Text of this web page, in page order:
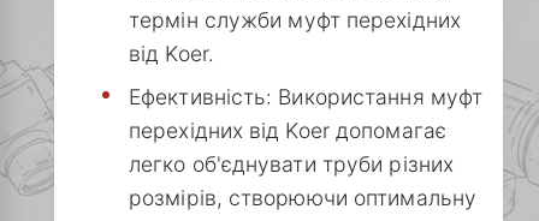
термін служби муфт перехідних
від Koer.
Ефективність: Використання муфт
перехідних від Koer допомагає
легко об'єднувати труби різних
розмірів, створюючи оптимальну